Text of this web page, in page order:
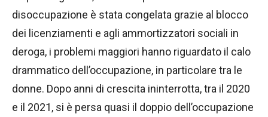
disoccupazione è stata congelata grazie al blocco
dei licenziamenti e agli ammortizzatori sociali in
deroga, i problemi maggiori hanno riguardato il calo
drammatico dell’occupazione, in particolare tra le
donne. Dopo anni di crescita ininterrotta, tra il 2020
e il 2021, si è persa quasi il doppio dell’occupazione